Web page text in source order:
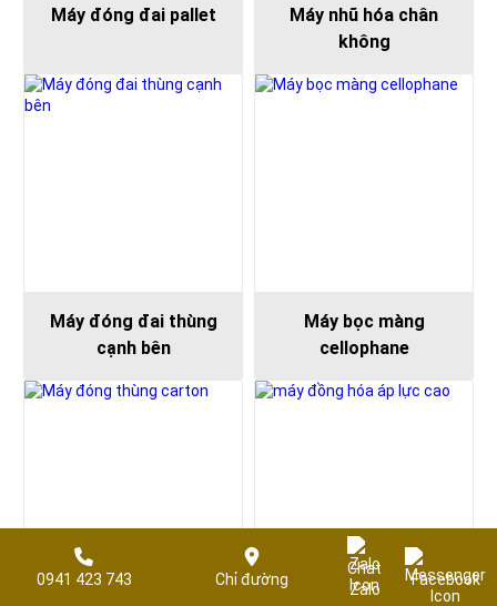
Máy đóng đai pallet
Máy nhũ hóa chân
không
Máy đóng đai thùng
cạnh bên
Máy bọc màng
cellophane
0941 423 743 Chỉ đường
Chat
Zalo
Facebook